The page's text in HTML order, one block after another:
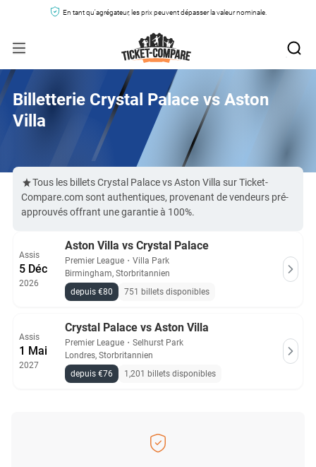
En tant qu'agrégateur, les prix peuvent dépasser la valeur nominale.
Billetterie Crystal Palace vs Aston
Villa
Tous les billets Crystal Palace vs Aston Villa sur Ticket-
Compare.com sont authentiques, provenant de vendeurs pré-
approuvés offrant une garantie à 100%.
Assis
5 Déc
2026
Aston Villa vs Crystal Palace
Premier League ・ Villa Park
Birmingham, Storbritannien
depuis €80
751 billets disponibles
Assis
1 Mai
2027
Crystal Palace vs Aston Villa
Premier League ・ Selhurst Park
Londres, Storbritannien
depuis €76
1,201 billets disponibles